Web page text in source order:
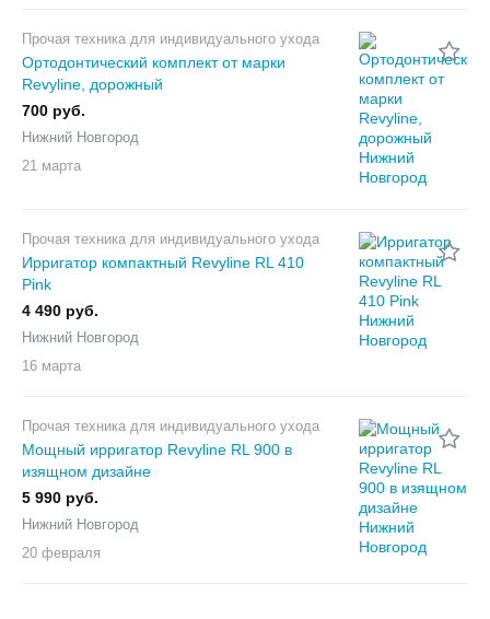
Прочая техника для индивидуального ухода
Ортодонтический комплект от марки
Revyline, дорожный
700 руб.
Нижний Новгород
21 марта
Прочая техника для индивидуального ухода
Ирригатор компактный Revyline RL 410
Pink
4 490 руб.
Нижний Новгород
16 марта
Прочая техника для индивидуального ухода
Мощный ирригатор Revyline RL 900 в
изящном дизайне
5 990 руб.
Нижний Новгород
20 февраля